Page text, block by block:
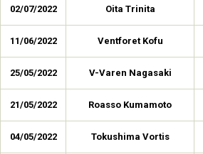
02/07/2022 Oita Trinita
11/06/2022 Ventforet Kofu
25/05/2022 V-Varen Nagasaki
21/05/2022 Roasso Kumamoto
04/05/2022 Tokushima Vortis